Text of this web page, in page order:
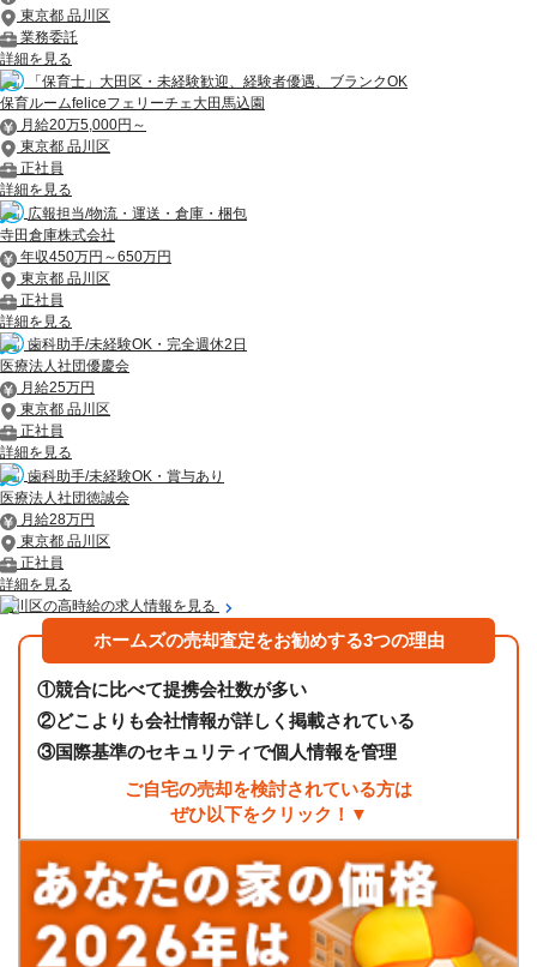
東京都 品川区
業務委託
詳細を見る
「保育士」大田区・未経験歓迎、経験者優遇、ブランクOK
保育ルームfeliceフェリーチェ大田馬込園
月給20万5,000円～
東京都 品川区
正社員
詳細を見る
広報担当/物流・運送・倉庫・梱包
寺田倉庫株式会社
年収450万円～650万円
東京都 品川区
正社員
詳細を見る
歯科助手/未経験OK・完全週休2日
医療法人社団優慶会
月給25万円
東京都 品川区
正社員
詳細を見る
歯科助手/未経験OK・賞与あり
医療法人社団徳誠会
月給28万円
東京都 品川区
正社員
詳細を見る
品川区の高時給の求人情報を見る
ホームズの売却査定をお勧めする3つの理由
①競合に比べて提携会社数が多い
②どこよりも会社情報が詳しく掲載されている
③国際基準のセキュリティで個人情報を管理
ご自宅の売却を検討されている方は
ぜひ以下をクリック！▼